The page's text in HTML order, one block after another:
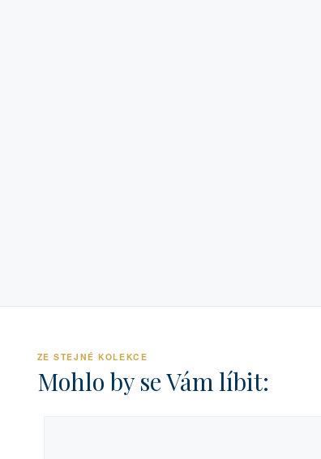
ZE STEJNÉ KOLEKCE
Mohlo by se Vám líbit: